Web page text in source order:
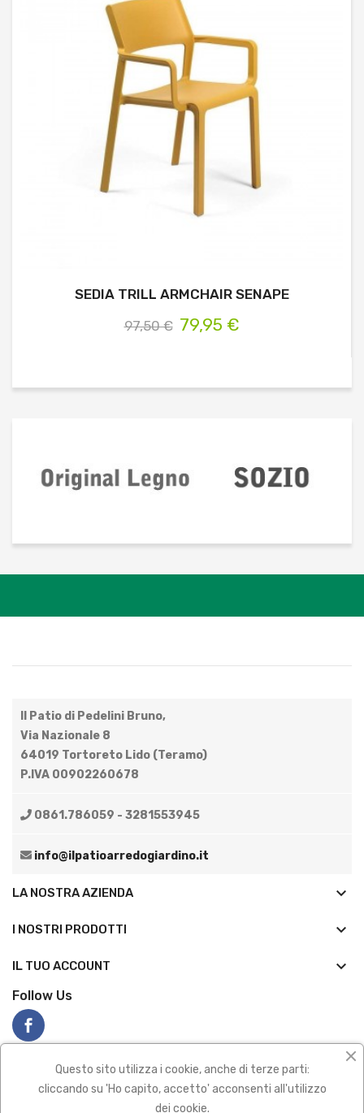
SEDIA TRILL ARMCHAIR SENAPE
97,50 € 79,95 €
Il Patio di Pedelini Bruno,
Via Nazionale 8
64019 Tortoreto Lido (Teramo)
P.IVA 00902260678
0861.786059 - 3281553945
info@ilpatioarredogiardino.it
LA NOSTRA AZIENDA keyboard_arrow_down
I NOSTRI PRODOTTI keyboard_arrow_down
IL TUO ACCOUNT 
Follow Us
Questo sito utilizza i cookie, anche di terze parti:
cliccando su 'Ho capito, accetto' acconsenti all'utilizzo
dei cookie.